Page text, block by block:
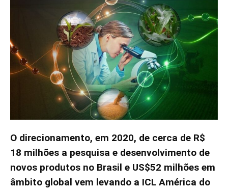
O direcionamento, em 2020, de cerca de R$
18 milhões a pesquisa e desenvolvimento de
novos produtos no Brasil e US$52 milhões em
âmbito global vem levando a ICL América do